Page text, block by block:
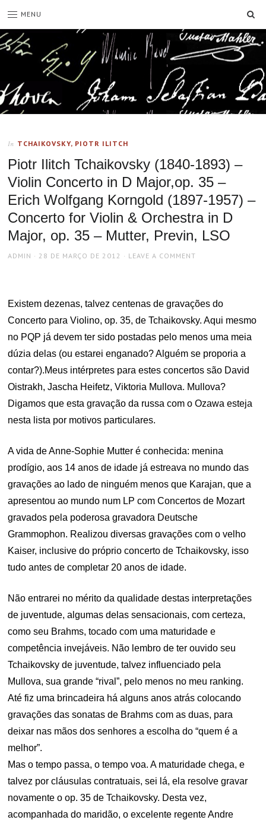
MENU
In TCHAIKOVSKY, PIOTR ILITCH
Piotr Ilitch Tchaikovsky (1840-1893) –
Violin Concerto in D Major,op. 35 –
Erich Wolfgang Korngold (1897-1957) –
Concerto for Violin & Orchestra in D
Major, op. 35 – Mutter, Previn, LSO
AUTHOR
ADMIN
POSTED
28 DE MARÇO DE 2012 LEAVE A COMMENT
Existem dezenas, talvez centenas de gravações do
Concerto para Violino, op. 35, de Tchaikovsky. Aqui mesmo
no PQP já devem ter sido postadas pelo menos uma meia
dúzia delas (ou estarei enganado? Alguém se proporia a
contar?).Meus intérpretes para estes concertos são David
Oistrakh, Jascha Heifetz, Viktoria Mullova. Mullova?
Digamos que esta gravação da russa com o Ozawa esteja
nesta lista por motivos particulares.
A vida de Anne-Sophie Mutter é conhecida: menina
prodígio, aos 14 anos de idade já estreava no mundo das
gravações ao lado de ninguém menos que Karajan, que a
apresentou ao mundo num LP com Concertos de Mozart
gravados pela poderosa gravadora Deutsche
Grammophon. Realizou diversas gravações com o velho
Kaiser, inclusive do próprio concerto de Tchaikovsky, isso
tudo antes de completar 20 anos de idade.
Não entrarei no mérito da qualidade destas interpretações
de juventude, algumas delas sensacionais, com certeza,
como seu Brahms, tocado com uma maturidade e
competência invejáveis. Não lembro de ter ouvido seu
Tchaikovsky de juventude, talvez influenciado pela
Mullova, sua grande “rival”, pelo menos no meu ranking.
Até fiz uma brincadeira há alguns anos atrás colocando
gravações das sonatas de Brahms com as duas, para
deixar nas mãos dos senhores a escolha do “quem é a
melhor”.
Mas o tempo passa, o tempo voa. A maturidade chega, e
talvez por cláusulas contratuais, sei lá, ela resolve gravar
novamente o op. 35 de Tchaikovsky. Desta vez,
acompanhada do maridão, o excelente regente Andre